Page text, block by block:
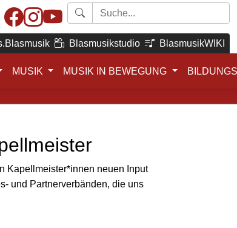
Blasmusikstudio BlasmusikWIKI
MUSIK MUSIK IN BEWEGUNG
Kapellmeister*innen neuen Input
und Partnerverbänden, die uns